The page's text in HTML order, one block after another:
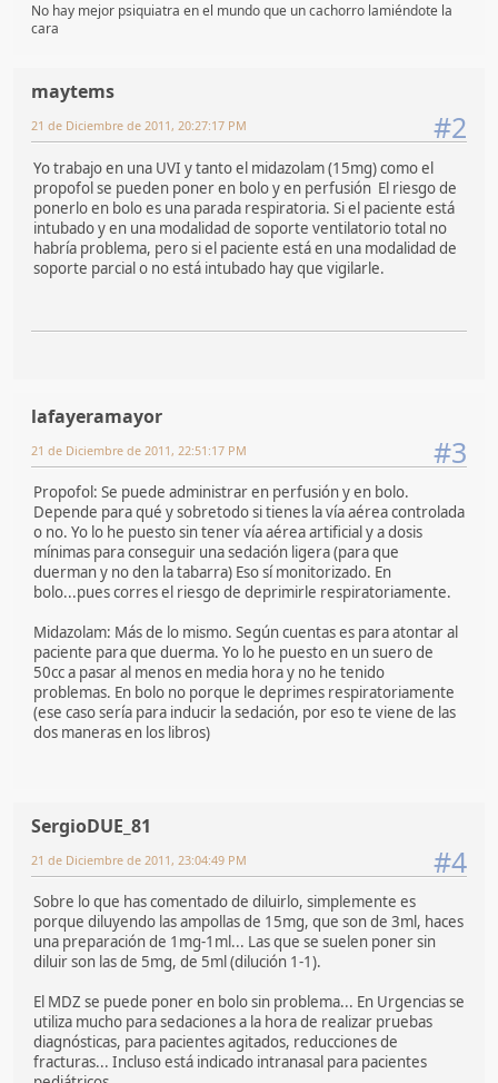
No hay mejor psiquiatra en el mundo que un cachorro lamiéndote la
cara
maytems
#2
21 de Diciembre de 2011, 20:27:17 PM
Yo trabajo en una UVI y tanto el midazolam (15mg) como el
propofol se pueden poner en bolo y en perfusión El riesgo de
ponerlo en bolo es una parada respiratoria. Si el paciente está
intubado y en una modalidad de soporte ventilatorio total no
habría problema, pero si el paciente está en una modalidad de
soporte parcial o no está intubado hay que vigilarle.
lafayeramayor
#3
21 de Diciembre de 2011, 22:51:17 PM
Propofol: Se puede administrar en perfusión y en bolo.
Depende para qué y sobretodo si tienes la vía aérea controlada
o no. Yo lo he puesto sin tener vía aérea artificial y a dosis
mínimas para conseguir una sedación ligera (para que
duerman y no den la tabarra) Eso sí monitorizado. En
bolo...pues corres el riesgo de deprimirle respiratoriamente.
Midazolam: Más de lo mismo. Según cuentas es para atontar al
paciente para que duerma. Yo lo he puesto en un suero de
50cc a pasar al menos en media hora y no he tenido
problemas. En bolo no porque le deprimes respiratoriamente
(ese caso sería para inducir la sedación, por eso te viene de las
dos maneras en los libros)
SergioDUE_81
#4
21 de Diciembre de 2011, 23:04:49 PM
Sobre lo que has comentado de diluirlo, simplemente es
porque diluyendo las ampollas de 15mg, que son de 3ml, haces
una preparación de 1mg-1ml... Las que se suelen poner sin
diluir son las de 5mg, de 5ml (dilución 1-1).
El MDZ se puede poner en bolo sin problema... En Urgencias se
utiliza mucho para sedaciones a la hora de realizar pruebas
diagnósticas, para pacientes agitados, reducciones de
fracturas... Incluso está indicado intranasal para pacientes